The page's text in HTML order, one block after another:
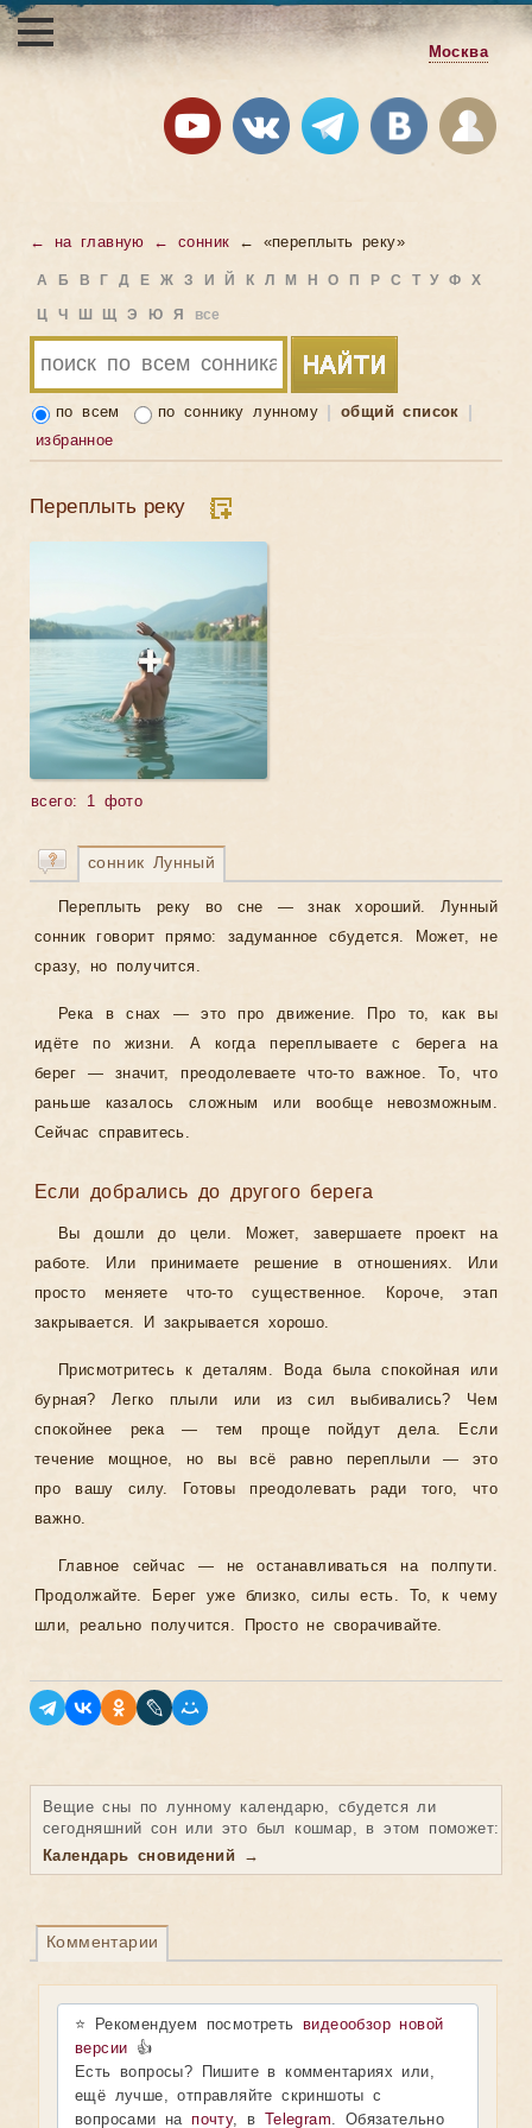
Москва
← на главную ← сонник ← «переплыть реку»
А Б В Г Д Е Ж З И Й К Л М Н О П Р С Т У Ф Х
Ц Ч Ш Щ Э Ю Я все
по всем по соннику лунному
общий список
избранное
Переплыть реку
всего: 1 фото
сонник Лунный
Переплыть реку во сне — знак хороший. Лунный
сонник говорит прямо: задуманное сбудется. Может, не
сразу, но получится.
Река в снах — это про движение. Про то, как вы
идёте по жизни. А когда переплываете с берега на
берег — значит, преодолеваете что-то важное. То, что
раньше казалось сложным или вообще невозможным.
Сейчас справитесь.
Если добрались до другого берега
Вы дошли до цели. Может, завершаете проект на
работе. Или принимаете решение в отношениях. Или
просто меняете что-то существенное. Короче, этап
закрывается. И закрывается хорошо.
Присмотритесь к деталям. Вода была спокойная или
бурная? Легко плыли или из сил выбивались? Чем
спокойнее река — тем проще пойдут дела. Если
течение мощное, но вы всё равно переплыли — это
про вашу силу. Готовы преодолевать ради того, что
важно.
Главное сейчас — не останавливаться на полпути.
Продолжайте. Берег уже близко, силы есть. То, к чему
шли, реально получится. Просто не сворачивайте.
Вещие сны по лунному календарю, сбудется ли
сегодняшний сон или это был кошмар, в этом поможет:
Календарь сновидений →
Комментарии
⭐ Рекомендуем посмотретьвидеообзор новой
версии 👍
Есть вопросы? Пишите в комментариях или,
ещё лучше, отправляйте скриншоты с
вопросами напочту, в Telegram. Обязательно